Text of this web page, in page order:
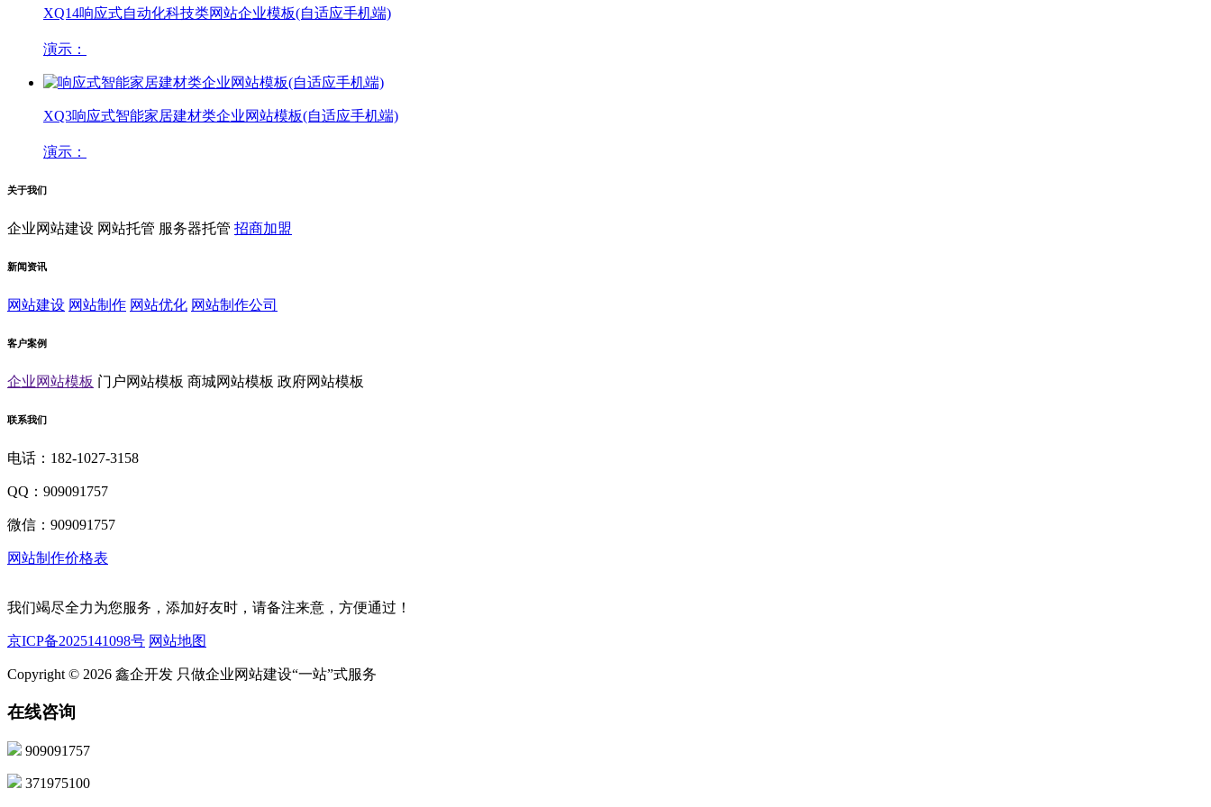
XQ14响应式自动化科技类网站企业模板(自适应手机端)
演示：
XQ3响应式智能家居建材类企业网站模板(自适应手机端)
演示：
关于我们
企业网站建设 网站托管 服务器托管 招商加盟
新闻资讯
网站建设 网站制作 网站优化 网站制作公司
客户案例
企业网站模板 门户网站模板 商城网站模板 政府网站模板
联系我们
电话：182-1027-3158
QQ：909091757
微信：909091757
网站制作价格表
我们竭尽全力为您服务，添加好友时，请备注来意，方便通过！
京ICP备2025141098号 网站地图
Copyright © 2026 鑫企开发 只做企业网站建设“一站”式服务
在线咨询
909091757
371975100